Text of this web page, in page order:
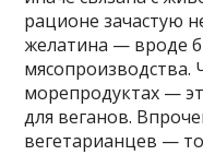
рационе зачастую
желатина — вроде
мясопроизводства.
морепродуктах —
для веганов.
вегетарианцев —